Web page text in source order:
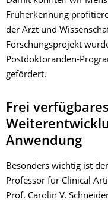
Früherkennung
der Arzt und
Forschungsprojekt
Postdoktoranden-
gefördert.
Frei
Anwendung
Besonders wichtig ist
Professor für Clinical
Prof. Carolin V.